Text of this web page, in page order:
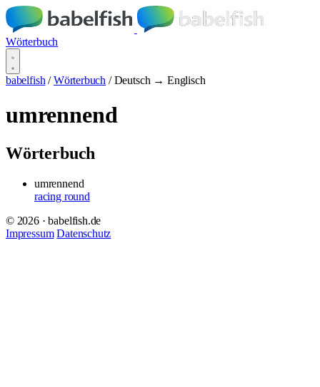
Wörterbuch
babelfish / Wörterbuch / Deutsch → Englisch
umrennend
Wörterbuch
umrennend
racing round
© 2026 · babelfish.de
Impressum Datenschutz